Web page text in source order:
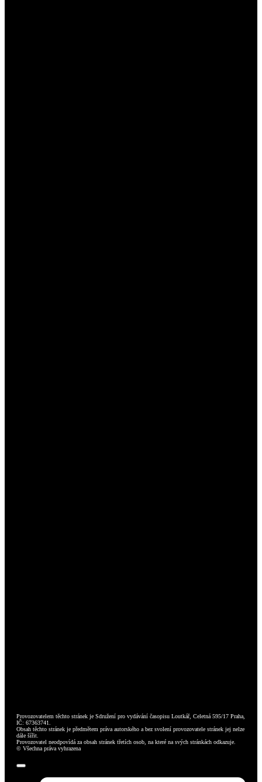
Provozovatelem těchto stránek je Sdružení pro vydávání časopisu Loutkář, Celetná 595/17 Praha,
IČ: 67363741.
Obsah těchto stránek je předmětem práva autorského a bez svolení provozovatele stránek jej nelze
dále šířit.
Provozovatel neodpovídá za obsah stránek třetích osob, na které na svých stránkách odkazuje.
© Všechna práva vyhrazena
Toggle
Navigation